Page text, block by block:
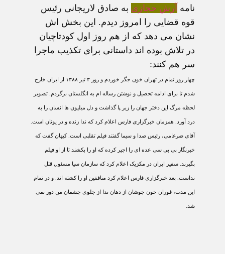
نامه آرش حجازی به صادق لاریجانی رئیس
قوه قضایی را امروز دیدم. این بخش اش
نشان می دهد که از هم روز اول کودتاچیان
در تلاش بوده اند داستانی برای تکذیب ماجرا
سر هم کنند:
چهار روز تمام در تهران خون جگر خوردم و روز ۳ تیر ۱۳۸۸ از ایران خارج
شدم تا برای ادامه تحصیل و نوشتن رساله ام به انگلستان برگردم. تصویر
لحظه مرگ این دختر جهان را زیر پا گذاشت و دل میلیون ها انسان را به
درد آورد. همزمان خبرگزاری فارس اعلام کرد که ندا زنده و در یونان است.
آقای ضرغامی، رئیس صدا و سیما گفتند فیلم تقلبی است. کیهان گفت که
خبرنگار بی بی سی عده ای را اجیر کرده که او را بکشند تا از او فیلم
بگیرند. سفیر ایران در مکزیک اعلام کرد که سازمان سیا مسئول قتل
نداست. بعد خبرگزاری فارس اعلام کرد منافقین او را کشته اند. و در تمام
این مدت، فوران خون جوشان از دهان ندا از جلوی چشمان من دور نمی
شد.